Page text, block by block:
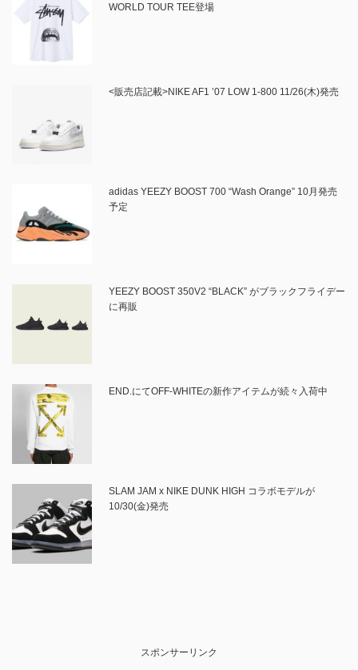
WORLD TOUR TEE登場
<販売店記載>NIKE AF1 ’07 LOW 1-800 11/26(木)発売
adidas YEEZY BOOST 700 “Wash Orange” 10月発売
予定
YEEZY BOOST 350V2 “BLACK” がブラックフライデー
に再販
END.にてOFF-WHITEの新作アイテムが続々入荷中
SLAM JAM x NIKE DUNK HIGH コラボモデルが
10/30(金)発売
スポンサーリンク